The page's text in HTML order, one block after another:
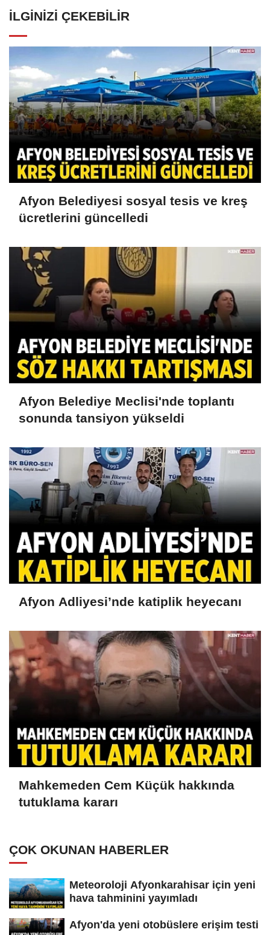
İLGINIZI ÇEKEBILIR
Afyon Belediyesi sosyal tesis ve kreş
ücretlerini güncelledi
Afyon Belediye Meclisi'nde toplantı
sonunda tansiyon yükseldi
Afyon Adliyesi’nde katiplik heyecanı
Mahkemeden Cem Küçük hakkında
tutuklama kararı
ÇOK OKUNAN HABERLER
Meteoroloji Afyonkarahisar için yeni
hava tahminini yayımladı
Afyon'da yeni otobüslere erişim testi